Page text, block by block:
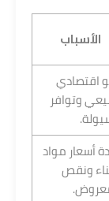
الأسباب
اقتصادي
وتوافر
أسعار مواد
ونقص